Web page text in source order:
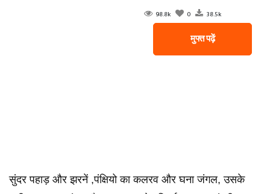
98.8k 0 38.5k
मुफ्त पढ़ें
सुंदर पहाड़ और झरनें ,पंक्षियो का कलरव और घना जंगल, उसके